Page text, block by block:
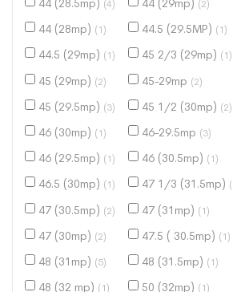
44 (28.5mp) (4) 44 (29mp) (2)
44 (28mp) (1) 44.5 (29.5MP) (1)
44.5 (29mp) (1) 45 2/3 (29mp) (1)
45 (29mp) (2) 45-29mp (2)
45 (29.5mp) (3) 45 1/2 (30mp) (2)
46 (30mp) (1) 46-29.5mp (3)
46 (29.5mp) (1) 46 (30.5mp) (1)
46.5 (30mp) (1) 47 1/3 (31.5mp) (1)
47 (30.5mp) (2) 47 (31mp) (1)
47 (30mp) (2) 47.5 ( 30.5mp) (1)
48 (31mp) (5) 48 (31.5mp) (1)
48 (32 mp) (1) 50 (32mp) (1)